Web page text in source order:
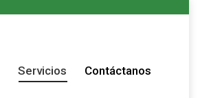
Servicios Contáctanos